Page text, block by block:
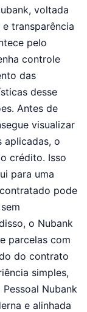
voltada
transparência
pelo
controle
das
desse
Antes de
visualizar
aplicadas, o
crédito. Isso
para uma
pode
o Nubank
parcelas com
do contrato
simples,
Nubank
e alinhada